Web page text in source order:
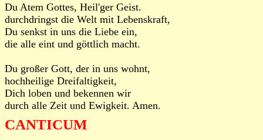
Du Atem Gottes, Heil'ger Geist.
durchdringst die Welt mit Lebenskraft,
Du senkst in uns die Liebe ein,
die alle eint und göttlich macht.
Du großer Gott, der in uns wohnt,
hochheilige Dreifaltigkeit,
Dich loben und bekennen wir
durch alle Zeit und Ewigkeit. Amen.
CANTICUM